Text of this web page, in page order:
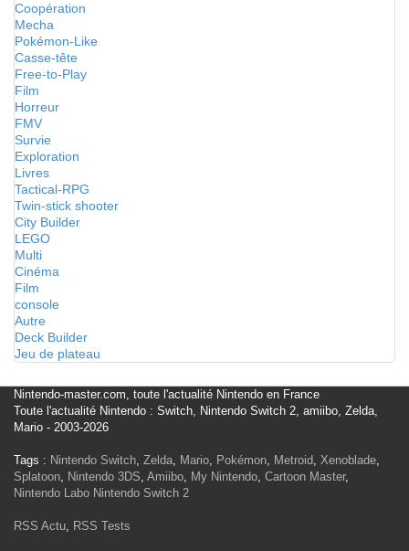
Coopération
Mecha
Pokémon-Like
Casse-tête
Free-to-Play
Film
Horreur
FMV
Survie
Exploration
Livres
Tactical-RPG
Twin-stick shooter
City Builder
LEGO
Multi
Cinéma
Film
console
Autre
Deck Builder
Jeu de plateau
Nintendo-master.com, toute l'actualité Nintendo en France
Toute l'actualité Nintendo : Switch, Nintendo Switch 2, amiibo, Zelda,
Mario - 2003-2026
Tags : Nintendo Switch, Zelda, Mario, Pokémon, Metroid, Xenoblade,
Splatoon, Nintendo 3DS, Amiibo, My Nintendo, Cartoon Master,
Nintendo Labo Nintendo Switch 2
RSS Actu, RSS Tests